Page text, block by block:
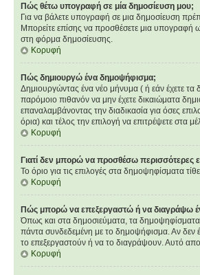
Πώς θέτω υπογραφή σε μία δημοσίευση μου;
Για να βάλετε υπογραφή σε μια δημοσίευση
Μπορείτε επίσης να προσθέσετε μια υπογραφή
στη φόρμα δημοσίευσης.
Κορυφή
Πώς δημιουργώ ένα δημοψήφισμα;
Δημιουργώντας ένα νέο μήνυμα ( ή εάν έχετε
παρόμοιο πιθανόν να μην έχετε δικαιώματα
επαναλαμβάνοντας την διαδικασία για όσες
όρια) και τέλος την επιλογή να επιτρέψετε στα
Κορυφή
Γιατί δεν μπορώ να προσθέσω περισσότερες
Το όριο για τις επιλογές στα δημοψηφίσματα
Κορυφή
Πώς μπορώ να επεξεργαστώ ή να διαγράψω
Όπως και στα δημοσιεύματα, τα δημοψηφίσματα
πάντα συνδεδεμένη με το δημοψήφισμα. Αν δεν
το επεξεργαστούν ή να το διαγράψουν. Αυτό
Κορυφή